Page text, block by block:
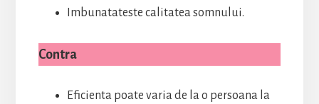
Imbunatateste calitatea somnului.
Contra
Eficienta poate varia de la o persoana la